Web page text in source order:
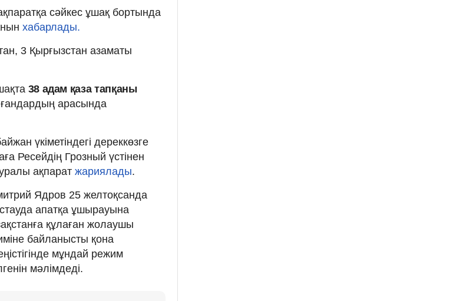
сәйкес ұшақ бортында
хабарлады.
3 Қырғызстан азаматы
38 адам қаза тапқаны
арасында
үкіметіндегі дереккөзге
Ресейдің Грозный үстінен
ақпарат жариялады.
Ядров 25 желтоқсанда
апатқа ұшырауына
құлаған жолаушы
байланысты қона
мұндай режим
мәлімдеді.